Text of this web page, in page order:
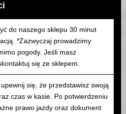
do naszego sklepu 30 minut
*Zazwyczaj prowadzimy
pogody. Jeśli masz
się ze sklepem.
się, że przedstawisz swoją
czas w kasie. Po potwierdzeniu
prawo jazdy oraz dokument